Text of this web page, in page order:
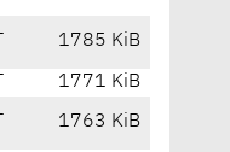
1785 KiB
1771 KiB
1763 KiB